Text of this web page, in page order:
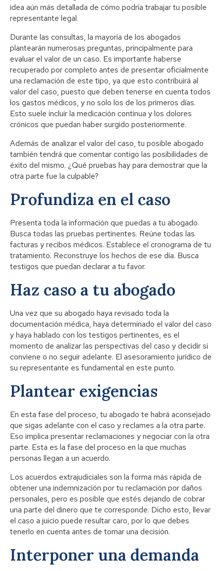
idea aún más detallada de cómo podría trabajar tu posible
representante legal.
Durante las consultas, la mayoría de los abogados
plantearán numerosas preguntas, principalmente para
evaluar el valor de un caso. Es importante haberse
recuperado por completo antes de presentar oficialmente
una reclamación de este tipo, ya que esto contribuirá al
valor del caso, puesto que deben tenerse en cuenta todos
los gastos médicos, y no solo los de los primeros días.
Esto suele incluir la medicación continua y los dolores
crónicos que puedan haber surgido posteriormente.
Además de analizar el valor del caso, tu posible abogado
también tendrá que comentar contigo las posibilidades de
éxito del mismo. ¿Qué pruebas hay para demostrar que la
otra parte fue la culpable?
Profundiza en el caso
Presenta toda la información que puedas a tu abogado.
Busca todas las pruebas pertinentes. Reúne todas las
facturas y recibos médicos. Establece el cronograma de tu
tratamiento. Reconstruye los hechos de ese día. Busca
testigos que puedan declarar a tu favor.
Haz caso a tu abogado
Una vez que su abogado haya revisado toda la
documentación médica, haya determinado el valor del caso
y haya hablado con los testigos pertinentes, es el
momento de analizar las perspectivas del caso y decidir si
conviene o no seguir adelante. El asesoramiento jurídico de
su representante es fundamental en este punto.
Plantear exigencias
En esta fase del proceso, tu abogado te habrá aconsejado
que sigas adelante con el caso y reclames a la otra parte.
Eso implica presentar reclamaciones y negociar con la otra
parte. Esta es la fase del proceso en la que muchas
personas llegan a un acuerdo.
Los acuerdos extrajudiciales son la forma más rápida de
obtener una indemnización por tu reclamación por daños
personales, pero es posible que estés dejando de cobrar
una parte del dinero que te corresponde. Dicho esto, llevar
el caso a juicio puede resultar caro, por lo que debes
tenerlo en cuenta antes de tomar una decisión.
Interponer una demanda